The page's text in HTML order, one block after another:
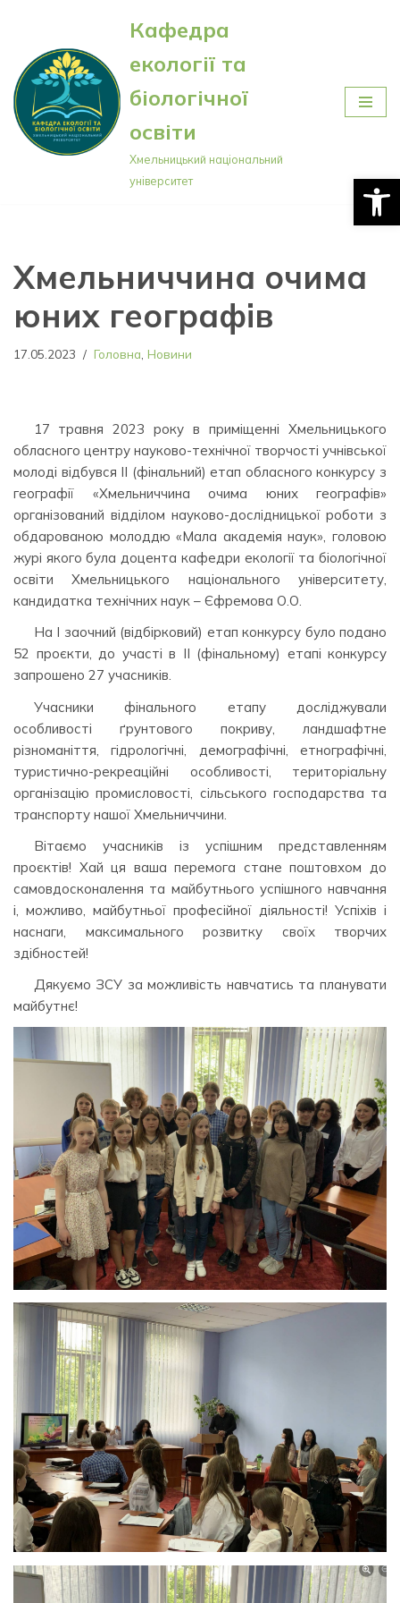
Перейти
до
вмісту
Кафедра
екології та
біологічної
освіти
Хмельницький національний
університет
Хмельниччина очима
юних географів
17.05.2023 Головна Новини
17 травня 2023 року в приміщенні Хмельницького
обласного центру науково-технічної творчості учнівської
молоді відбувся ІІ (фінальний) етап обласного конкурсу з
географії «Хмельниччина очима юних географів»
організований відділом науково-дослідницької роботи з
обдарованою молоддю «Мала академія наук», головою
журі якого була доцента кафедри екології та біологічної
освіти Хмельницького національного університету,
кандидатка технічних наук – Єфремова О.О.
На І заочний (відбірковий) етап конкурсу було подано
52 проєкти, до участі в ІІ (фінальному) етапі конкурсу
запрошено 27 учасників.
Учасники фінального етапу досліджували
особливості ґрунтового покриву, ландшафтне
різноманіття, гідрологічні, демографічні, етнографічні,
туристично-рекреаційні особливості, територіальну
організацію промисловості, сільського господарства та
транспорту нашої Хмельниччини.
Вітаємо учасників із успішним представленням
проєктів! Хай ця ваша перемога стане поштовхом до
самовдосконалення та майбутнього успішного навчання
і, можливо, майбутньої професійної діяльності! Успіхів і
наснаги, максимального розвитку своїх творчих
здібностей!
Дякуємо ЗСУ за можливість навчатись та планувати
майбутнє!